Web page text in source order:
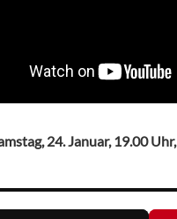
24. Januar, 19.00 Uhr,